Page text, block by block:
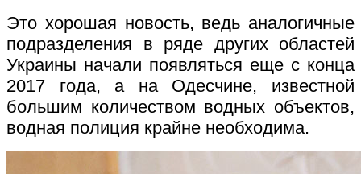
Это хорошая новость, ведь аналогичные
подразделения в ряде других областей
Украины начали появляться еще с конца
2017 года, а на Одесчине, известной
большим количеством водных объектов,
водная полиция крайне необходима.